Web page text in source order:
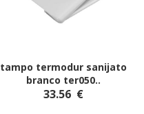
tampo termodur sanijato
branco ter050..
33.56 €